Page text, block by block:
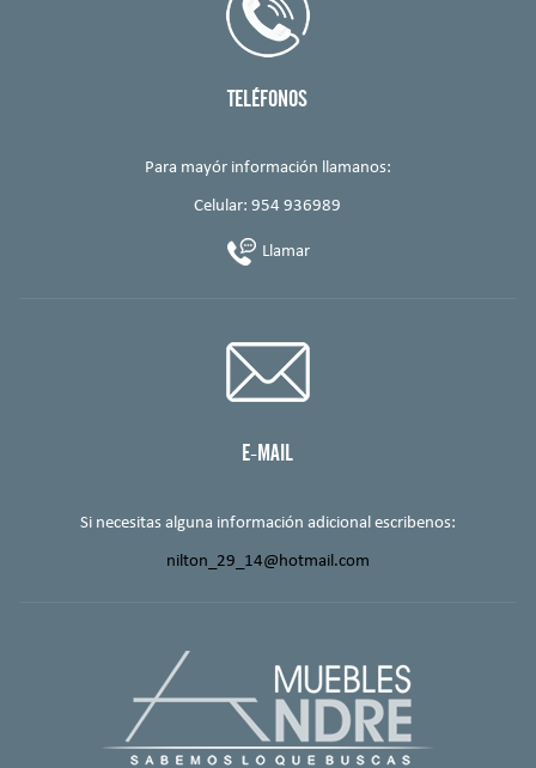
TELÉFONOS
Para mayór información llamanos:
Celular: 954 936989
Llamar
E-MAIL
Si necesitas alguna información adicional escribenos:
nilton_29_14@hotmail.com